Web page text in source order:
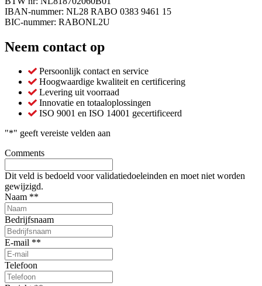
IBAN-nummer: NL28 RABO 0383 9461 15
BIC-nummer: RABONL2U
Neem contact op
Persoonlijk contact en service
Hoogwaardige kwaliteit en certificering
Levering uit voorraad
Innovatie en totaaloplossingen
ISO 9001 en ISO 14001 gecertificeerd
"*" geeft vereiste velden aan
Comments
Dit veld is bedoeld voor validatiedoeleinden en moet niet worden
gewijzigd.
Naam **
Bedrijfsnaam
E-mail **
Telefoon